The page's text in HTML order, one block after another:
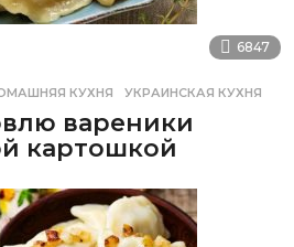
6847
КУХНЯ ,УКРАИНСКАЯ КУХНЯ
вареники
картошкой